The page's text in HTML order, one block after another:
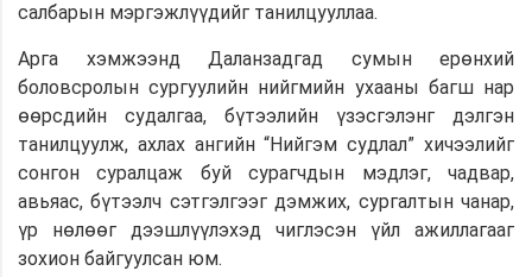
салбарын мэргэжлүүдийг танилцууллаа.
Арга хэмжээнд Даланзадгад сумын ерөнхий
боловсролын сургуулийн нийгмийн ухааны багш нар
өөрсдийн судалгаа, бүтээлийн үзэсгэлэнг дэлгэн
танилцуулж, ахлах ангийн “Нийгэм судлал” хичээлийг
сонгон суралцаж буй сурагчдын мэдлэг, чадвар,
авьяас, бүтээлч сэтгэлгээг дэмжих, сургалтын чанар,
үр нөлөөг дээшлүүлэхэд чиглэсэн үйл ажиллагааг
зохион байгуулсан юм.